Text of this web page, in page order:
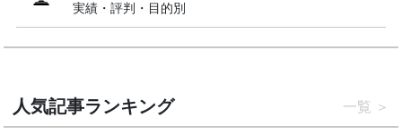
実績・評判・目的別
人気記事ランキング 一覧